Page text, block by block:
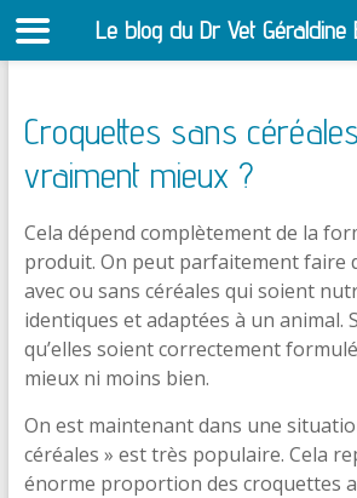
Croquettes sans
vraiment mieux ?
Cela dépend complètement de la
produit. On peut parfaitement faire
avec ou sans céréales qui soient
identiques et adaptées à un animal.
qu’elles soient correctement
mieux ni moins bien.
On est maintenant dans une
céréales » est très populaire. Cela
énorme proportion des croquettes
Le blog du Dr Vet Géraldine